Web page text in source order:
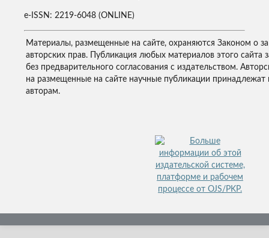
e-ISSN: 2219-6048 (ONLINE)
Материалы, размещенные на сайте, охраняются Законом о
авторских прав. Публикация любых материалов этого сайта
без предварительного согласования с издательством.
на размещенные на сайте научные публикации принадлежат
авторам.